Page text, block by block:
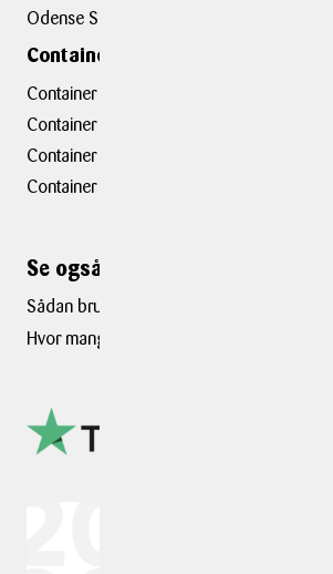
Odense S
Containerafdelinger
Container hovedkontor
Container Hasselager
Container Kolding
Container Taastrup
Se også ...
Sådan bruges boblefolie
Hvor mange flyttekasser